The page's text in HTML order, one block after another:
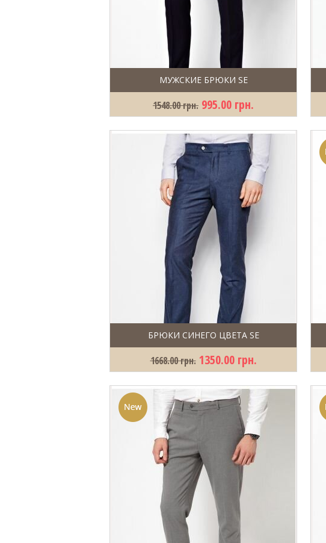
МУЖСКИЕ БРЮКИ SE
1548.00 грн. 995.00 грн.
БРЮКИ СИНЕГО ЦВЕТА SE
1668.00 грн. 1350.00 грн.